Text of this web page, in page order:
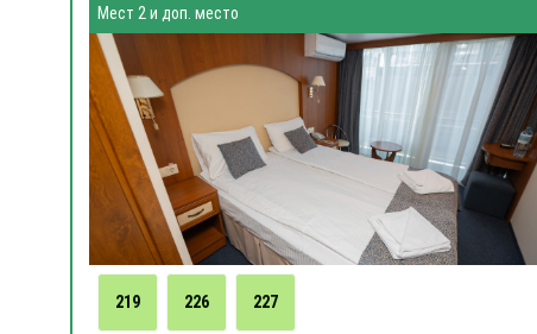
Мест 2 и доп. место
219 226 227